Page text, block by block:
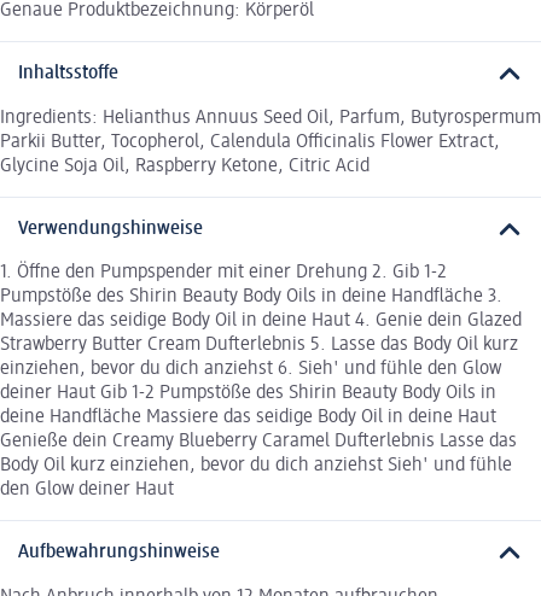
Genaue Produktbezeichnung: Körperöl
Inhaltsstoffe
Ingredients: Helianthus Annuus Seed Oil, Parfum, Butyrospermum
Parkii Butter, Tocopherol, Calendula Officinalis Flower Extract,
Glycine Soja Oil, Raspberry Ketone, Citric Acid
Verwendungshinweise
1. Öffne den Pumpspender mit einer Drehung 2. Gib 1-2
Pumpstöße des Shirin Beauty Body Oils in deine Handfläche 3.
Massiere das seidige Body Oil in deine Haut 4. Genie dein Glazed
Strawberry Butter Cream Dufterlebnis 5. Lasse das Body Oil kurz
einziehen, bevor du dich anziehst 6. Sieh' und fühle den Glow
deiner Haut Gib 1-2 Pumpstöße des Shirin Beauty Body Oils in
deine Handfläche Massiere das seidige Body Oil in deine Haut
Genieße dein Creamy Blueberry Caramel Dufterlebnis Lasse das
Body Oil kurz einziehen, bevor du dich anziehst Sieh' und fühle
den Glow deiner Haut
Aufbewahrungshinweise